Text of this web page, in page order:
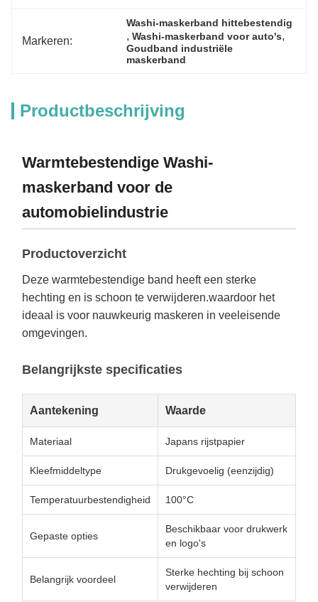
Markeren:
Washi-maskerband hittebestendig
, Washi-maskerband voor auto's,
Goudband industriële
maskerband
Productbeschrijving
Warmtebestendige Washi-
maskerband voor de
automobielindustrie
Productoverzicht
Deze warmtebestendige band heeft een sterke
hechting en is schoon te verwijderen.waardoor het
ideaal is voor nauwkeurig maskeren in veeleisende
omgevingen.
Belangrijkste specificaties
Aantekening Waarde
Materiaal Japans rijstpapier
Kleefmiddeltype Drukgevoelig (eenzijdig)
Temperatuurbestendigheid 100°C
Gepaste opties
Beschikbaar voor drukwerk
en logo's
Belangrijk voordeel
Sterke hechting bij schoon
verwijderen